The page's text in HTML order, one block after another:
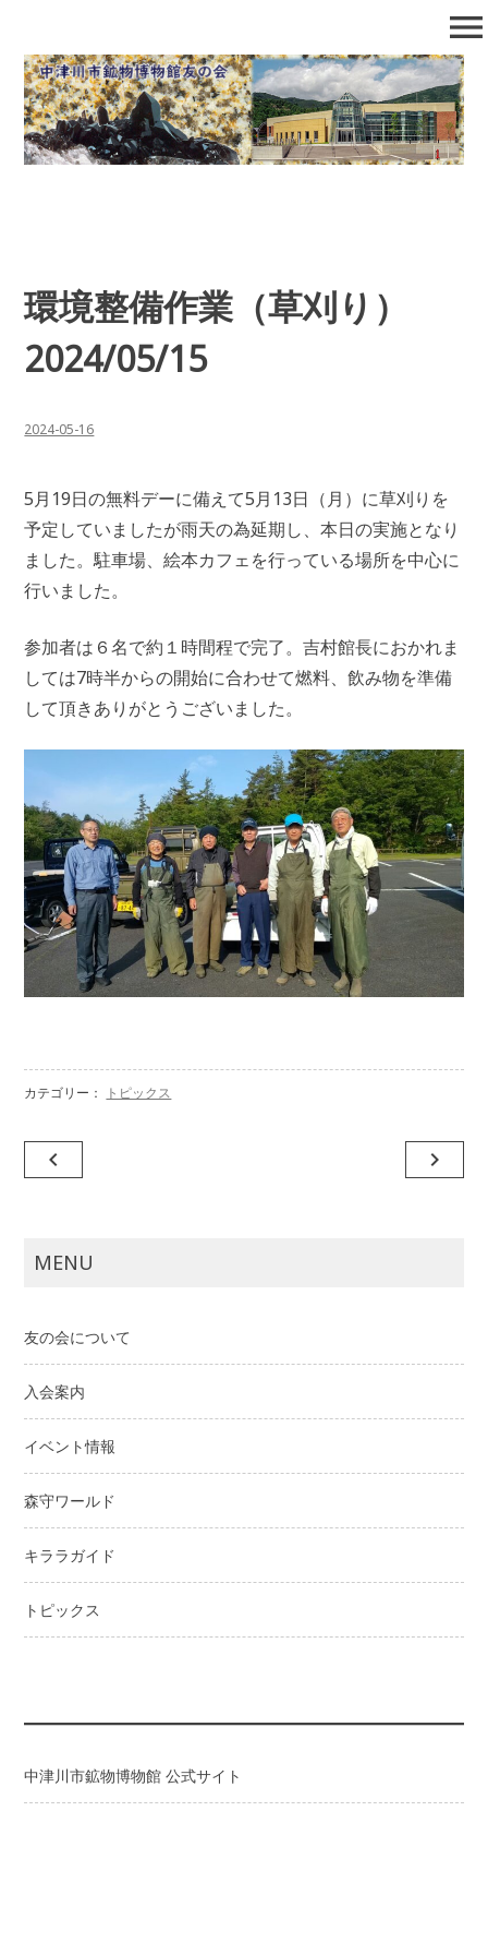
中津川市鉱物博物館友の会
石の博物館で自然となかよくなろう！
menu
環境整備作業（草刈り）
2024/05/15
2024-05-16
5月19日の無料デーに備えて5月13日（月）に草刈りを
予定していましたが雨天の為延期し、本日の実施となり
ました。駐車場、絵本カフェを行っている場所を中心に
行いました。
参加者は６名で約１時間程で完了。吉村館長におかれま
しては7時半からの開始に合わせて燃料、飲み物を準備
して頂きありがとうございました。
カテゴリー： トピックス
投
稿
ビ
シ
ョ
ン
navigate_before navigate_next
MENU
友の会について
入会案内
イベント情報
森守ワールド
キララガイド
トピックス
中津川市鉱物博物館 公式サイト